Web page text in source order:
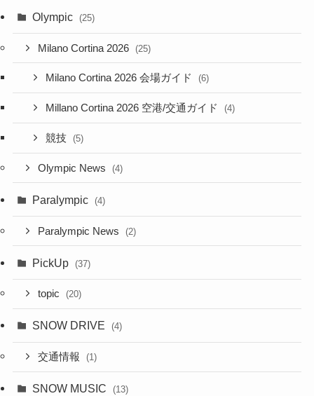
Olympic (25)
Milano Cortina 2026 (25)
Milano Cortina 2026 会場ガイド (6)
Millano Cortina 2026 空港/交通ガイド (4)
競技 (5)
Olympic News (4)
Paralympic (4)
Paralympic News (2)
PickUp (37)
topic (20)
SNOW DRIVE (4)
交通情報 (1)
SNOW MUSIC (13)